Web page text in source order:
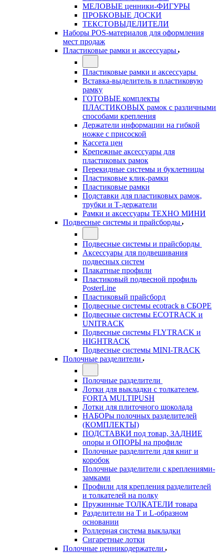
МЕЛОВЫЕ ценники-ФИГУРЫ
ПРОБКОВЫЕ ДОСКИ
ТЕКСТОВЫДЕЛИТЕЛИ
Наборы POS-материалов для оформления
мест продаж
Пластиковые рамки и аксессуары
Пластиковые рамки и аксессуары
Вставка-выделитель в пластиковую
рамку
ГОТОВЫЕ комплекты
ПЛАСТИКОВЫХ рамок с различными
способами крепления
Держатели информации на гибкой
ножке с присоской
Кассета цен
Крепежные аксессуары для
пластиковых рамок
Перекидные системы и буклетницы
Пластиковые клик-рамки
Пластиковые рамки
Подставки для пластиковых рамок,
трубки и Т-держатели
Рамки и аксессуары ТЕХНО МИНИ
Подвесные системы и прайсборды
Подвесные системы и прайсборды
Аксессуары для подвешивания
подвесных систем
Плакатные профили
Пластиковый подвесной профиль
PosterLine
Пластиковый прайсборд
Подвесные системы ecotrack в СБОРЕ
Подвесные системы ECOTRACK и
UNITRACK
Подвесные системы FLYTRACK и
HIGHTRACK
Подвесные системы MINI-TRACK
Полочные разделители
Полочные разделители
Лотки для выкладки с толкателем,
FORTA MULTIPUSH
Лотки для плиточного шоколада
НАБОРы полочных разделителей
(КОМПЛЕКТЫ)
ПОДСТАВКИ под товар, ЗАДНИЕ
опоры и ОПОРЫ на профиле
Полочные разделители для книг и
коробок
Полочные разделители с креплениями-
замками
Профили для крепления разделителей
и толкателей на полку
Пружинные ТОЛКАТЕЛИ товара
Разделители на Т и L-образном
основании
Роллерная система выкладки
Сигаретные лотки
Полочные ценникодержатели